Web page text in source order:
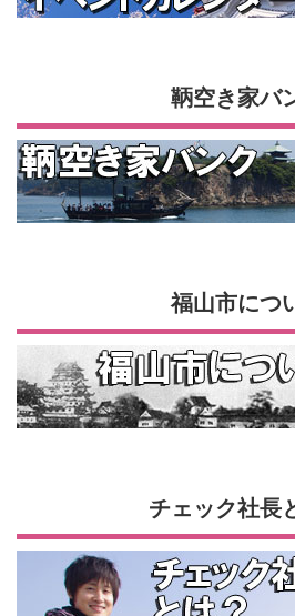
鞆空き家バ
福山市につ
チェック社長